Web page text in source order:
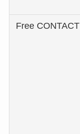
Free CONTACT